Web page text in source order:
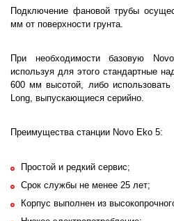
Подключение фановой трубы
мм от поверхности грунта.
При необходимости базовую
используя для этого стандартные
600 мм высотой, либо
Long, выпускающиеся серийно.
Преимущества станции Novo Eko 5:
Простой и редкий сервис;
Срок службы не менее 25 лет;
Корпус выполнен из